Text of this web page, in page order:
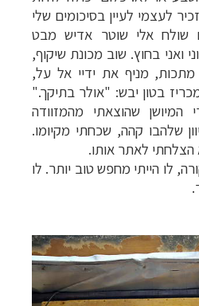
לעצמי לעיין בסיכומים שלי
שולח אלי שוטר אדיש מבט
ואני בחוץ. שוב מכונת שיקוף,
מתכות, מניף את ידיי אל על,
בטון יבש: "אולר בתיקך."
המיושן שהוצאתי מהמזוודה
שלהבו קהה, שכחתי מקיומו.
הצלחתי לאתר אותו.
לו הייתי מחפש טוב יותר. לו